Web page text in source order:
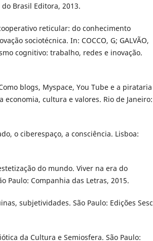
Brasil Editora, 2013.
reticular: do conhecimento
sociotécnica. In: COCCO, G; GALVÃO,
cognitivo: trabalho, redes e inovação.
blogs, Myspace, You Tube e a pirataria
cultura e valores. Rio de Janeiro:
o ciberespaço, a consciência. Lisboa:
estetização do mundo. Viver na era do
Paulo: Companhia das Letras, 2015.
subjetividades. São Paulo: Edições Sesc
da Cultura e Semiosfera. São Paulo: